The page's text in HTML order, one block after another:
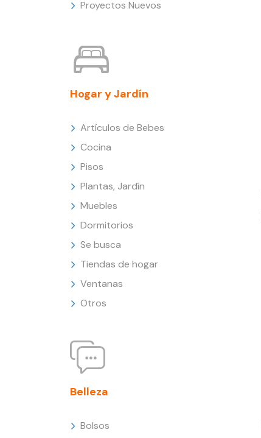
Proyectos Nuevos
Hogar y Jardín
Artículos de Bebes
Cocina
Pisos
Plantas, Jardín
Muebles
Dormitorios
Se busca
Tiendas de hogar
Ventanas
Otros
Belleza
Bolsos